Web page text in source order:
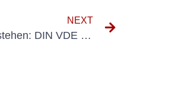
NEXT
Die Bedeutung regelmäßiger Prüfungen verstehen: DIN VDE 0100 Teil 600 Prüffristen erklärt